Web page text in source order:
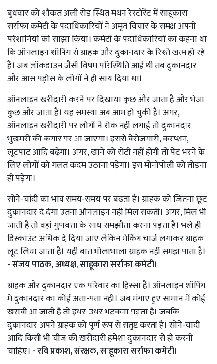
बुधवार को शौकत अली रोड स्थित मंथन रेस्टोरेंट में साहूकारा
सर्राफा कमेटी के पदाधिकारियों ने अमृत विचार के समक्ष अपनी
परेशानियों को साझा किया। कमेटी के पदाधिकारियों का कहना था
कि ऑनलाइन शॉपिंग से ग्राहक और दुकानदार के रिश्ते खत्म हो रहे
हैं। जब लॉकडाउन जैसी विषम परिस्थिति आईं थी तब दुकानदार
और आस पड़ोस के लोगों ने ही साथ दिया था।
ऑनलाइन खरीदारी करने पर दिखाया कुछ और जाता है और भेजा
कुछ और जाता है। यह समस्या अब आम हो चुकी है। अगर,
ऑनलाइन खरीदारी पर लोगों ने रोक नहीं लगाई तो दुकानदार
भुखमरी की कगार पर आ जाएगा। इससे बेरोजगारी, करप्शन,
लूटपाट आदि बढ़ेगा। अगर, खाने को रोटी नहीं होगी तो पेट भरने के
लिए लोगों को गलत कदम उठाना पड़ेगा। इस मोनोपोली को तोड़ना
ही पड़ेगा।
सोने-चांदी का भाव समय-समय पर बढ़ता है। ग्राहक को जितना छूट
दुकानदार दे देगा उतना ऑनलाइन नहीं मिल सकती। अगर, मिल भी
जाती है तो वहां गुणवत्ता के साथ समझौता करना पड़ता है। भले ही
डिस्काउंट अधिक दे दिया जाए लेकिन मेकिंग चार्ज लगाकर ग्राहक
लूट लिया जाता है। यही बात भोलाभाला ग्राहक नहीं समझ पाता है।
- संजय पाठक, अध्यक्ष, साहूकारा सर्राफा कमेटी।
ग्राहक और दुकानदार एक परिवार का हिस्सा है। ऑनलाइन शॉपिंग
में दुकानदार का कोई अता-पता नहीं। जब मंगाए हुए सामान में कोई
खराबी आ जाती है तो इधर-उधर भटकना पड़ता है। जबकि
दुकानदार अपने ग्राहक को पूर्ण रूप से संतुष्ट करता है। सोने-चांदी
आदि किसी भी चीज की खरीदारी हमेशा दुकानदार से ही करनी
चाहिए। - रवि प्रकाश, संरक्षक, साहूकारा सर्राफा कमेटी।